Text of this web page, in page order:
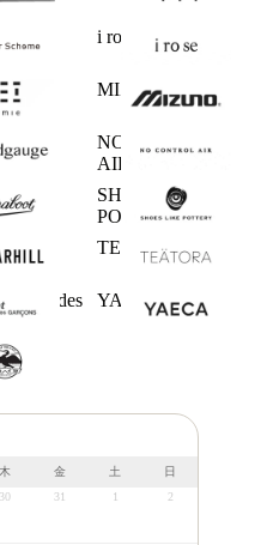
i ro se
MIZUNO
NO CONTROL
AIR
SHOES LIKE
POTTERY
TEATORA
des
YAECA
木 金 土
日
30 31 1 2